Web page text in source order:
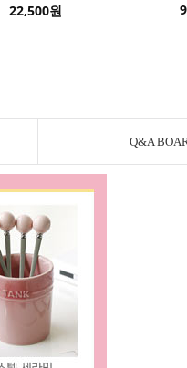
22,500원
Q&A